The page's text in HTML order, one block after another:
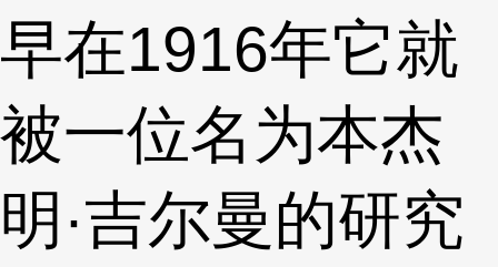
早在1916年它就
被一位名为本杰
明·吉尔曼的研究